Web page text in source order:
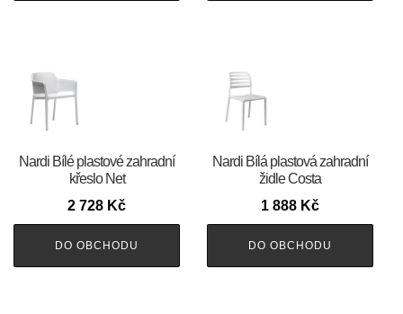
Nardi Bílé plastové zahradní
křeslo Net
2 728 Kč
DO OBCHODU
Nardi Bílá plastová zahradní
židle Costa
1 888 Kč
DO OBCHODU